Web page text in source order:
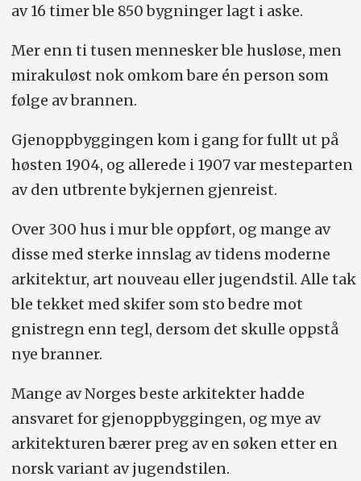
av 16 timer ble 850 bygninger lagt i aske.
Mer enn ti tusen mennesker ble husløse, men
mirakuløst nok omkom bare én person som
følge av brannen.
Gjenoppbyggingen kom i gang for fullt ut på
høsten 1904, og allerede i 1907 var mesteparten
av den utbrente bykjernen gjenreist.
Over 300 hus i mur ble oppført, og mange av
disse med sterke innslag av tidens moderne
arkitektur, art nouveau eller jugendstil. Alle tak
ble tekket med skifer som sto bedre mot
gnistregn enn tegl, dersom det skulle oppstå
nye branner.
Mange av Norges beste arkitekter hadde
ansvaret for gjenoppbyggingen, og mye av
arkitekturen bærer preg av en søken etter en
norsk variant av jugendstilen.